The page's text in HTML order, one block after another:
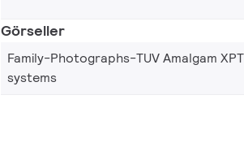
Görseller
Family-Photographs-TUV Amalgam XPT
systems